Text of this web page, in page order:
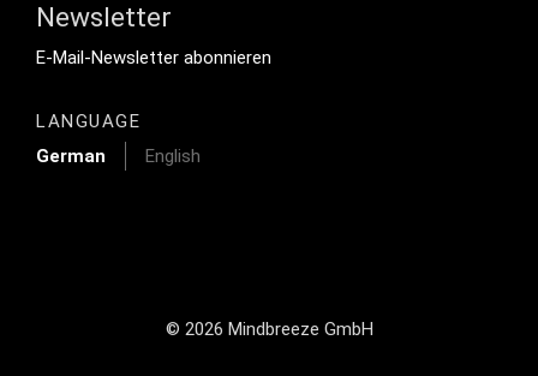
Newsletter
Footer Tertiary
E-Mail-Newsletter abonnieren
LANGUAGE
German
English
© 2026 Mindbreeze GmbH